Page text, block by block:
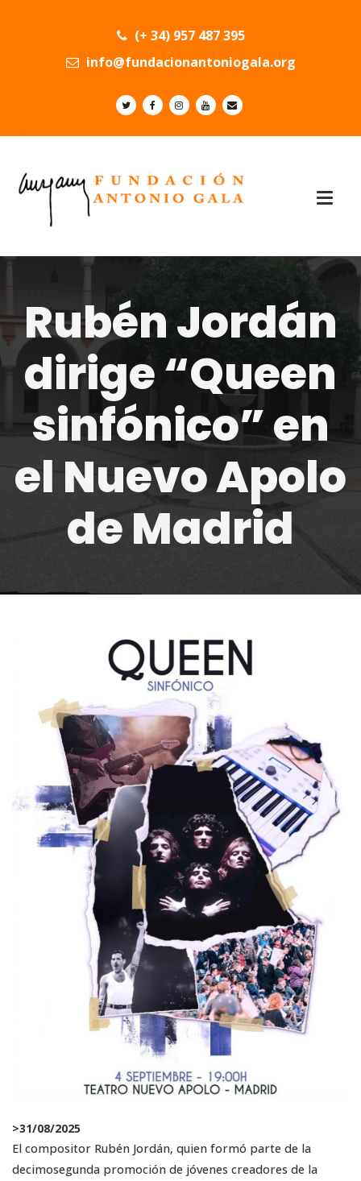
(+ 34) 957 487 395
info@fundacionantoniogala.org
Rubén Jordán
dirige “Queen
sinfónico” en
el Nuevo Apolo
de Madrid
>31/08/2025
El compositor Rubén Jordán, quien formó parte de la
decimosegunda promoción de jóvenes creadores de la